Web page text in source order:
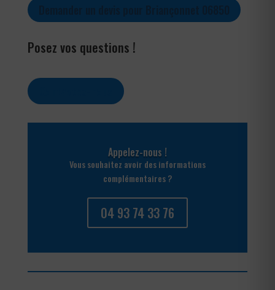
Posez vos questions !
Appelez-nous !
Vous souhaitez avoir des informations
complémentaires ?
04 93 74 33 76